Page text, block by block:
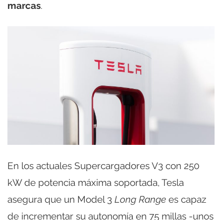
marcas.
En los actuales Supercargadores V3 con 250
kW de potencia máxima soportada, Tesla
asegura que un Model 3 Long Range es capaz
de incrementar su autonomía en 75 millas -unos